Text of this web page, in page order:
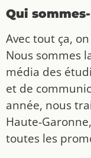
Qui
Avec tout ça,
Nous sommes
média des
et de
année, nous
Haute-
toutes les